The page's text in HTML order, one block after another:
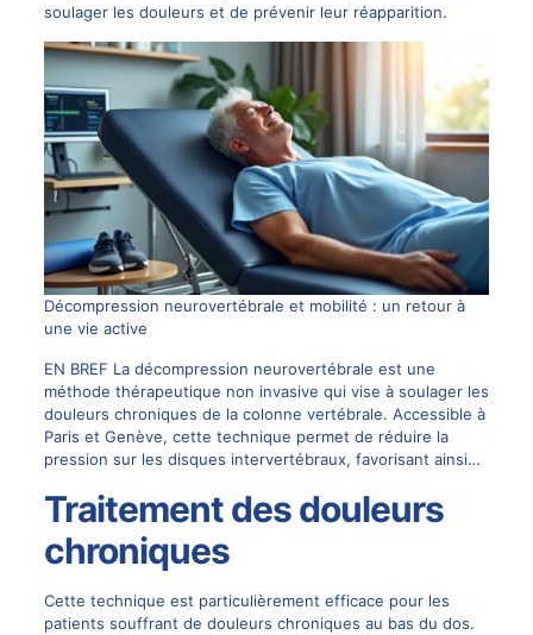
soulager les douleurs et de prévenir leur réapparition.
Décompression neurovertébrale et mobilité : un retour à
une vie active
EN BREF La décompression neurovertébrale est une
méthode thérapeutique non invasive qui vise à soulager les
douleurs chroniques de la colonne vertébrale. Accessible à
Paris et Genève, cette technique permet de réduire la
pression sur les disques intervertébraux, favorisant ainsi…
Traitement des douleurs
chroniques
Cette technique est particulièrement efficace pour les
patients souffrant de douleurs chroniques au bas du dos.